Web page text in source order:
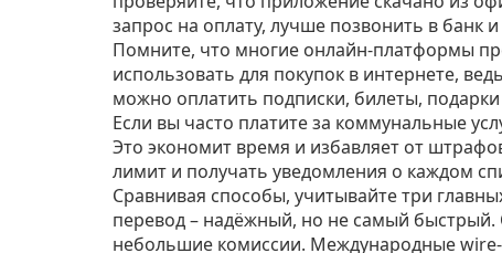
запрос на оплату, лучше позвонить в банк
Помните, что многие онлайн‑платформы
использовать для покупок в интернете,
можно оплатить подписки, билеты,
Если вы часто платите за коммунальные
Это экономит время и избавляет от
лимит и получать уведомления о каждом
Сравнивая способы, учитывайте три
перевод – надёжный, но не самый
небольшие комиссии. Международные